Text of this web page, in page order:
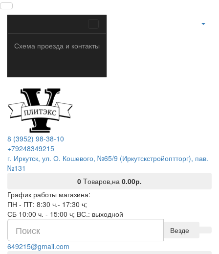
Схема проезда и контакты
8 (3952) 98-38-10
+79248349215
г. Иркутск, ул. О. Кошевого, №65/9 (Иркутскстройоптторг), пав.
№131
0 Tоваров,на 0.00р.
График работы магазина:
ПН - ПТ: 8:30 ч.- 17:30 ч;
СБ 10:00 ч. - 15:00 ч; ВС.: выходной
Везде
649215@gmail.com